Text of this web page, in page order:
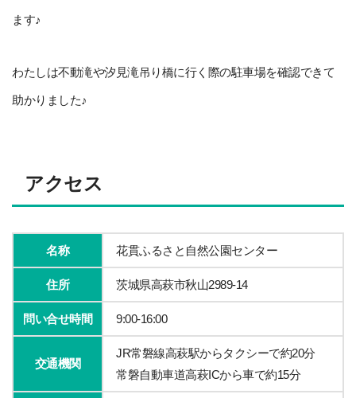
ます♪
わたしは不動滝や汐見滝吊り橋に行く際の駐車場を確認できて
助かりました♪
アクセス
名称 花貫ふるさと自然公園センター
住所 茨城県高萩市秋山2989-14
問い合せ時間 9:00-16:00
交通機関
JR常磐線高萩駅からタクシーで約20分
常磐自動車道高萩ICから車で約15分